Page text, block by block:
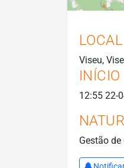
LOCAL
Viseu,
INÍCIO
12:55 22-
Gestão